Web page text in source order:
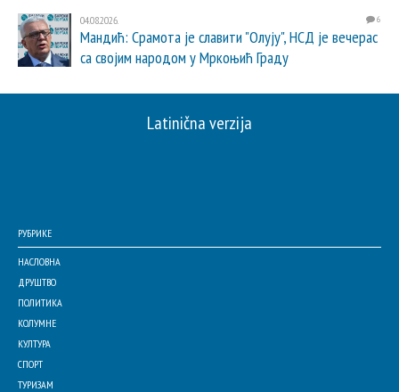
04.08.2026. 6
Мандић: Срамота је славити "Олују", НСД је вечерас
са својим народом у Мркоњић Граду
Latinična verzija
РУБРИКЕ
НАСЛОВНА
ДРУШТВО
ПОЛИТИКА
КОЛУМНЕ
КУЛТУРА
СПОРТ
ТУРИЗАМ